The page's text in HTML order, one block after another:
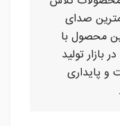
صدای
محصول با
تولید
و پایداری